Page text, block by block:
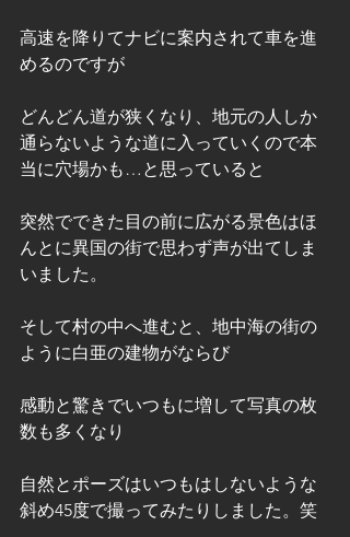
高速を降りてナビに案内されて車を進
めるのですが
どんどん道が狭くなり、地元の人しか
通らないような道に入っていくので本
当に穴場かも…と思っていると
突然でできた目の前に広がる景色はほ
んとに異国の街で思わず声が出てしま
いました。
そして村の中へ進むと、地中海の街の
ように白亜の建物がならび
感動と驚きでいつもに増して写真の枚
数も多くなり
自然とポーズはいつもはしないような
斜め45度で撮ってみたりしました。笑